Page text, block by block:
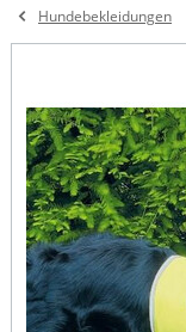
Hundebekleidungen